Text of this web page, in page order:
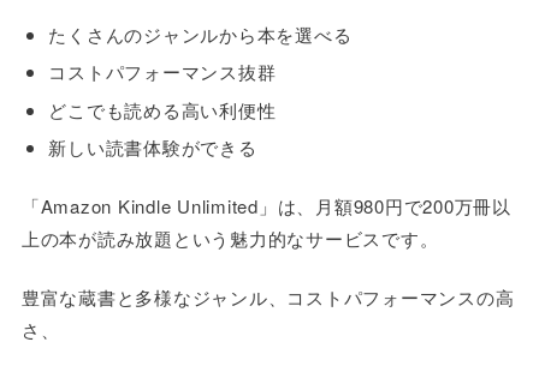
たくさんのジャンルから本を選べる
コストパフォーマンス抜群
どこでも読める高い利便性
新しい読書体験ができる
「Amazon Kindle Unlimited 」は、月額980円で200万冊以
上の本が読み放題という魅力的なサービスです。
豊富な蔵書と多様なジャンル、コストパフォーマンスの高
さ、